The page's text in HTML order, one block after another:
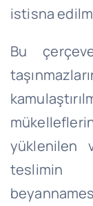
istisna
Bu
yüklenilen
teslimin